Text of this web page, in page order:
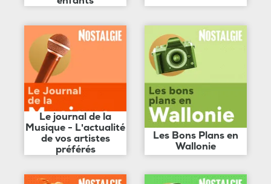
Le journal de la
Musique - L'actualité
de vos artistes
préférés
Les Bons Plans en
Wallonie